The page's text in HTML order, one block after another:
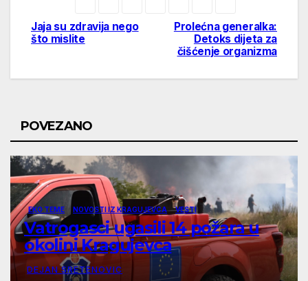
Post
Prolećna generalka:
Detoks dijeta za
čišćenje organizma
Jaja su zdravija nego
što mislite
POVEZANO
EKO TEME NOVOSTI IZ KRAGUJEVCA VESTI
Vatrogasci ugasili 14 požara u
okolini Kragujevca
DEJAN SRETENOVIC